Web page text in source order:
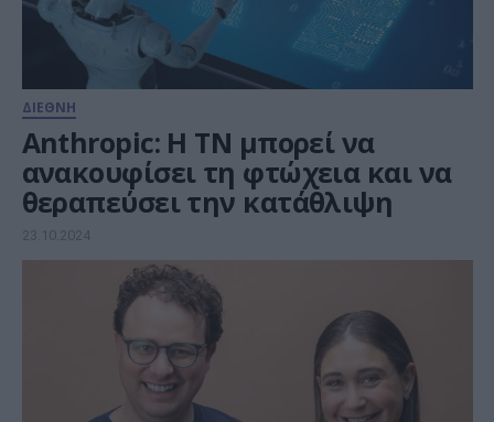
ΔΙΕΘΝΗ
Anthropic: Η ΤN μπορεί να
ανακουφίσει τη φτώχεια και να
θεραπεύσει την κατάθλιψη
23.10.2024